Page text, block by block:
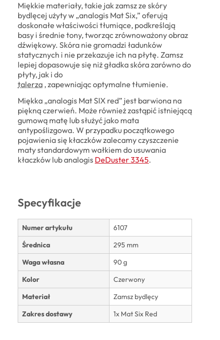
Miękkie materiały, takie jak zamsz ze skóry
bydlęcej użyty w „analogis Mat Six,” oferują
doskonałe właściwości tłumiące, podkreślają
basy i średnie tony, tworząc zrównoważony obraz
dźwiękowy. Skóra nie gromadzi ładunków
statycznych i nie przekazuje ich na płytę. Zamsz
lepiej dopasowuje się niż gładka skóra zarówno do
płyty, jak i do
talerza , zapewniając optymalne tłumienie.
Miękka „analogis Mat SIX red” jest barwiona na
piękną czerwień. Może również zastąpić istniejącą
gumową matę lub służyć jako mata
antypoślizgowa. W przypadku początkowego
pojawienia się kłaczków zalecamy czyszczenie
maty standardowym wałkiem do usuwania
kłaczków lub analogis DeDuster 3345.
Specyfikacje
Numer artykułu
6107
Średnica
295 mm
Waga własna
90 g
Kolor
Czerwony
Materiał
Zamsz bydlęcy
Zakres dostawy
1x Mat Six Red